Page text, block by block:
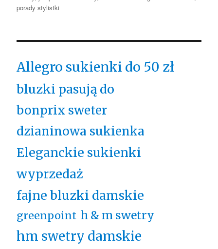
porady stylistki
Allegro sukienki do 50 zł
bluzki pasują do
bonprix sweter
dzianinowa sukienka
Eleganckie sukienki
wyprzedaż
fajne bluzki damskie
greenpoint h & m swetry
hm swetry damskie